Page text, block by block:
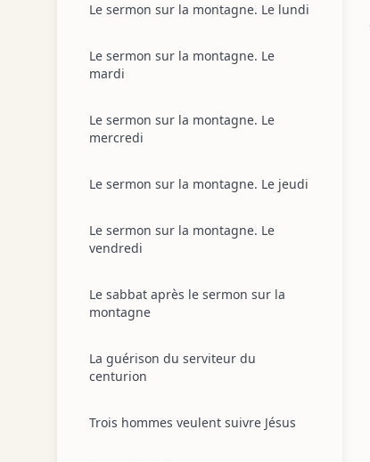
Le sermon sur la montagne. Le lundi
Le sermon sur la montagne. Le
mardi
Le sermon sur la montagne. Le
mercredi
Le sermon sur la montagne. Le jeudi
Le sermon sur la montagne. Le
vendredi
Le sabbat après le sermon sur la
montagne
La guérison du serviteur du
centurion
Trois hommes veulent suivre Jésus